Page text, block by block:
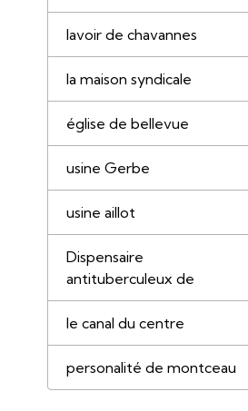
lavoir de chavannes
la maison syndicale
église de bellevue
usine Gerbe
usine aillot
Dispensaire
antituberculeux de
le canal du centre
personalité de montceau